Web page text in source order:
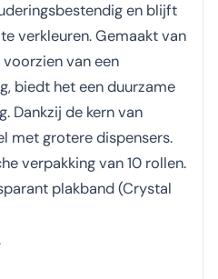
en blijft
verkleuren. Gemaakt van
van een
biedt het een duurzame
Dankzij de kern van
met grotere dispensers.
verpakking van 10 rollen.
plakband (Crystal